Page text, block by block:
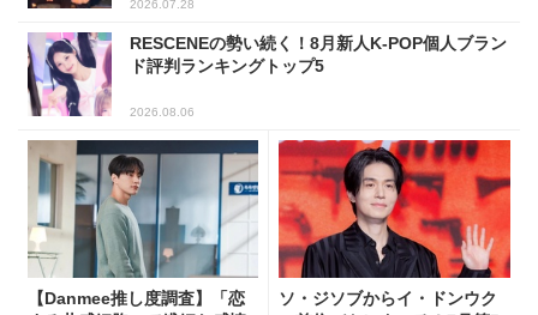
2026.07.28
RESCENEの勢い続く！8月新人K-POP個人ブラン
ド評判ランキングトップ5
2026.08.06
【Danmee推し度調査】「恋
ソ・ジソブからイ・ドンウク